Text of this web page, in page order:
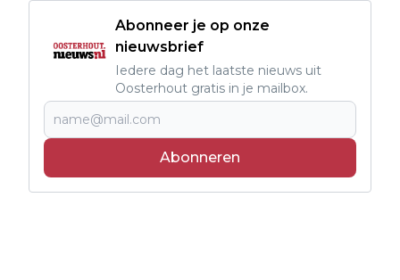
Abonneer je op onze
nieuwsbrief
Iedere dag het laatste nieuws uit
Oosterhout gratis in je mailbox.
Abonneren